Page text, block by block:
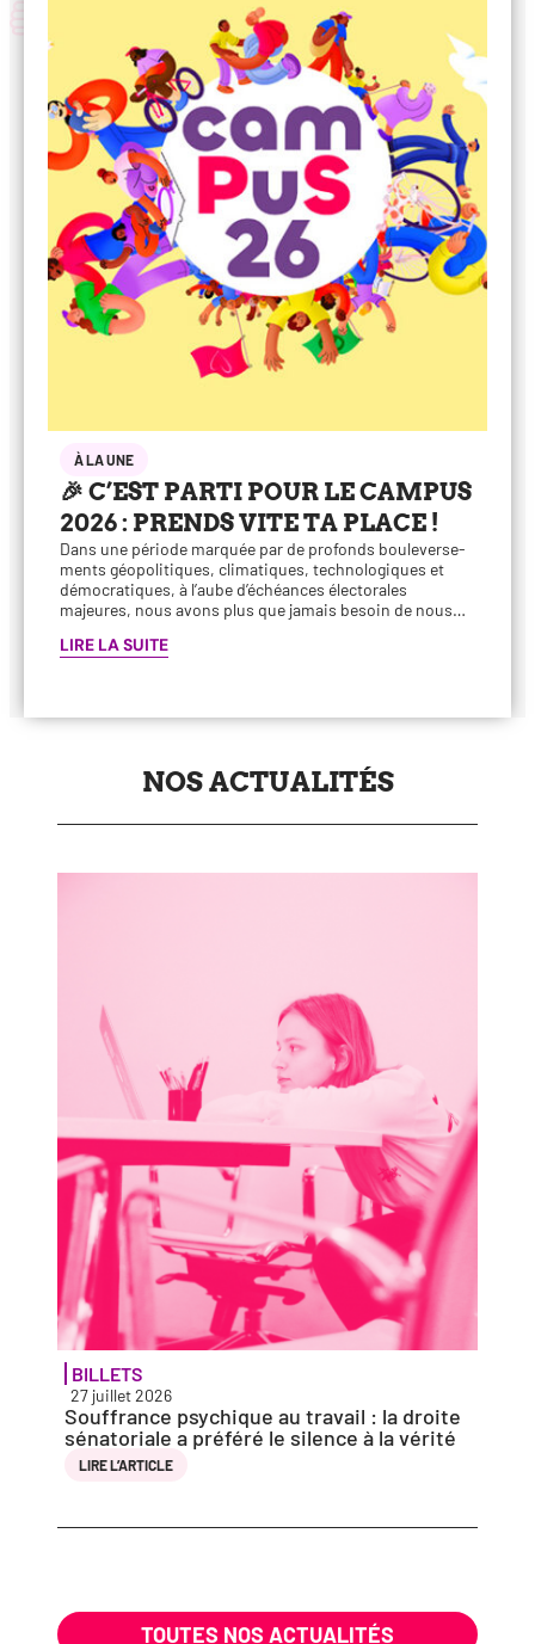
À LA UNE
🎉 C’EST PARTI POUR LE CAMPUS
2026 : PRENDS VITE TA PLACE !
Dans une période mar­quée par de pro­fonds bou­le­ver­se­
ments géo­po­li­tiques, cli­ma­tiques, tech­no­lo­giques et
démo­cra­tiques, à l’aube d’échéances élec­to­rales
majeures, nous avons plus que jamais besoin de nous…
LIRE LA SUITE
NOS ACTUALITÉS
BILLETS
27 juillet 2026
Souffrance psy­chique au tra­vail : la droite
séna­to­riale a pré­fé­ré le silence à la vérité
LIRE L’AR­TICLE
TOUTES NOS ACTUALITÉS